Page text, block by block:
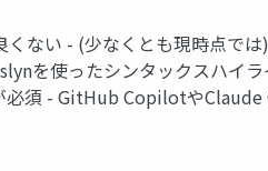
くない - (少なくとも現時点で
を使ったシンタックスハイ
須 - GitHub Copilotや